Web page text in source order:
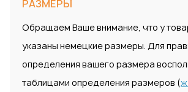
РАЗМЕРЫ
Обращаем Ваше внимание, что у
указаны немецкие размеры. Для
определения вашего размера
таблицами определения размеров (